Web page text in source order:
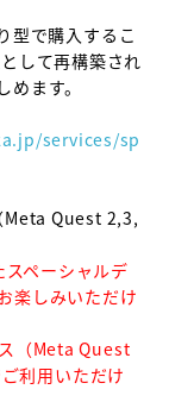
型で購入するこ
して再構築され
ます。
services/sp
Meta Quest 2,3,
ペーシャルデ
楽しみいただけ
（Meta Quest
利用いただけ